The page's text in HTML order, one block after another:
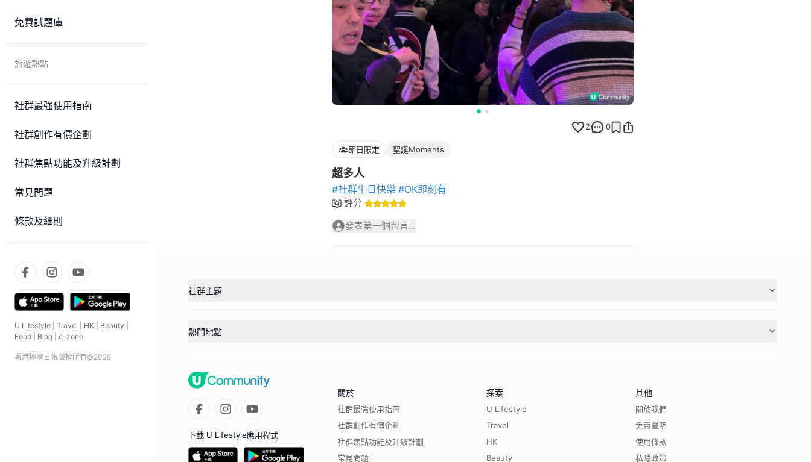
免費試題庫
旅遊熱點
社群最強使用指南
社群創作有價企劃
社群焦點功能及升級計劃
常見問題
條款及細則
U Lifestyle Travel HK Beauty
Food
Blog e-zone
香港經濟日報版權所有©2026
2 0
節日限定 聖誕Moments
超多人
#社群生日快樂 #OK即刻有
評分
發表第一個留言...
社群主題
熱門地點
下載 U Lifestyle應用程式
關於
社群最強使用指南
社群創作有價企劃
社群焦點功能及升級計劃
常見問題
探索
U Lifestyle
Travel
HK
Beauty
其他
關於我們
免責聲明
使用條款
私隱政策